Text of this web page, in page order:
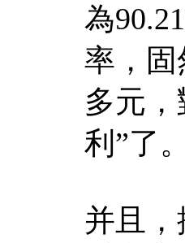
為
率，固
多元
利”了。
并且